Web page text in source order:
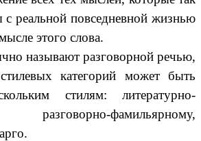
с реальной повседневной жизнью
этого слова.
называют разговорной речью,
категорий может быть
стилям: литературно-
разговорно-фамильярному,